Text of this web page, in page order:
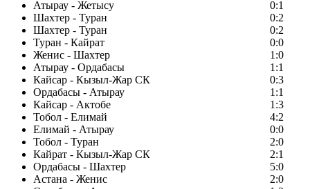
Атырау - Жетысу
0:1
Шахтер - Туран
0:2
Шахтер - Туран
0:2
Туран - Кайрат
0:0
Женис - Шахтер
1:0
Атырау - Ордабасы
1:1
Кайсар - Кызыл-Жар СК
0:3
Ордабасы - Атырау
1:1
Кайсар - Актобе
1:3
Тобол - Елимай
4:2
Елимай - Атырау
0:0
Тобол - Туран
2:0
Кайрат - Кызыл-Жар СК
2:1
Ордабасы - Шахтер
5:0
Астана - Женис
2:0